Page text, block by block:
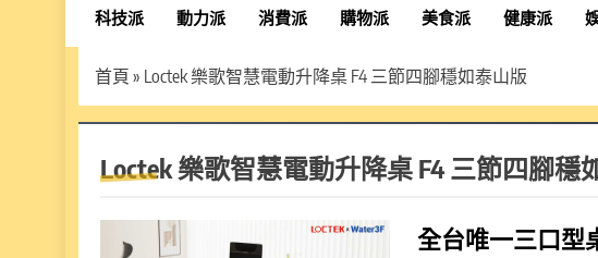
科技派 動力派 消費派 購物派 美食派 健康派
首頁 » Loctek 樂歌智慧電動升降桌 F4 三節四腳穩如泰山版
Loctek 樂歌智慧電動升降桌 F4 三節四腳穩
全台唯一三口型